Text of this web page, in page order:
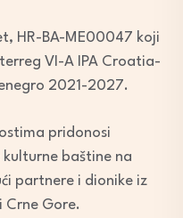
HR-BA-ME00047 koji
VI-A IPA Croatia-
2021-2027.
pridonosi
baštine na
partnere i dionike iz
Crne Gore.